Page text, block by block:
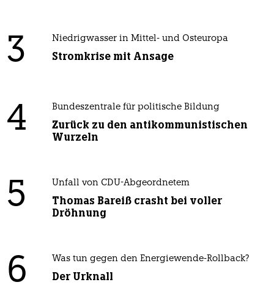
3 Niedrigwasser in Mittel- und Osteuropa
Stromkrise mit Ansage
4 Bundeszentrale für politische Bildung
Zurück zu den antikommunistischen
Wurzeln
5 Unfall von CDU-Abgeordnetem
Thomas Bareiß crasht bei voller
Dröhnung
6 Was tun gegen den Energiewende-Rollback?
Der Urknall